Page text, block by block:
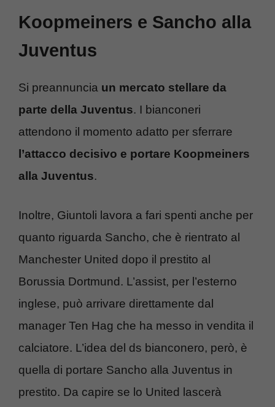
Koopmeiners e Sancho alla
Juventus
Si preannuncia un mercato stellare da
parte della Juventus. I bianconeri
attendono il momento adatto per sferrare
l’attacco decisivo e portare Koopmeiners
alla Juventus.
Inoltre, Giuntoli lavora a fari spenti anche per
quanto riguarda Sancho, che è rientrato al
Manchester United dopo il prestito al
Borussia Dortmund. L’assist, per l’esterno
inglese, può arrivare direttamente dal
manager Ten Hag che ha messo in vendita il
calciatore. L’idea del ds bianconero, però, è
quella di portare Sancho alla Juventus in
prestito. Da capire se lo United lascerà